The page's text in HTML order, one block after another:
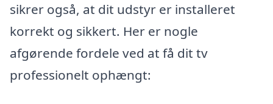
sikrer også, at dit udstyr er installeret
korrekt og sikkert. Her er nogle
afgørende fordele ved at få dit tv
professionelt ophængt: